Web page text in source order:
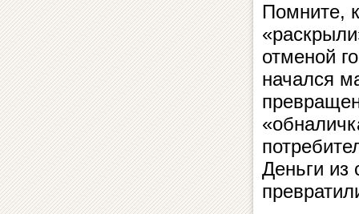
Помните,
отменой
начался
Деньги из